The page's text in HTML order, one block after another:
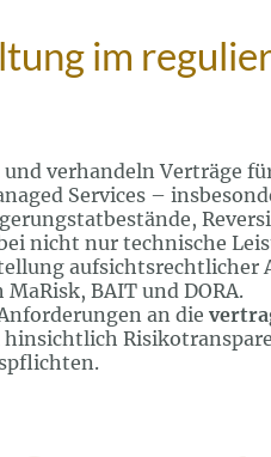
im
verhandeln Verträge
Services –
nicht nur technische
BAIT und DORA.
an die
hinsichtlich